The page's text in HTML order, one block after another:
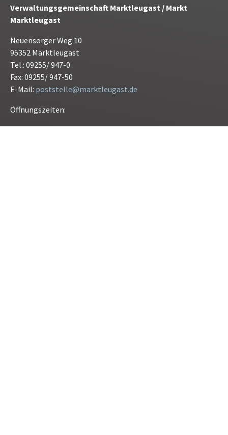
Verwaltungsgemeinschaft Marktleugast / Markt
Marktleugast
Neuensorger Weg 10
95352 Marktleugast
Tel.: 09255/ 947-0
Fax: 09255/ 947-50
E-Mail: poststelle@marktleugast.de
Öffnungszeiten:
Montag bis Freitag 08.00 bis 12.00 Uhr